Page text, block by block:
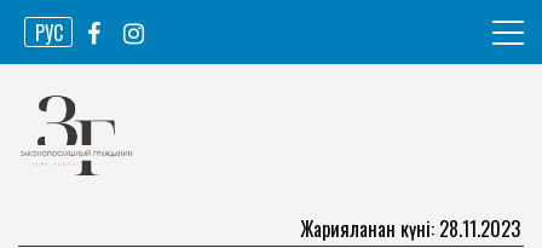
Skip
content
РУС
Законопослушный гражданин
Жарияланған күні: 28.11.2023